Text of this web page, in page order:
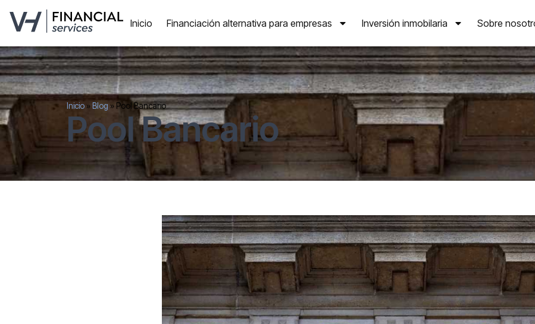
Inicio Financiación alternativa para empresas Inversión inmobilaria Sobre
Inicio » Blog » Pool Bancario
Pool Bancario